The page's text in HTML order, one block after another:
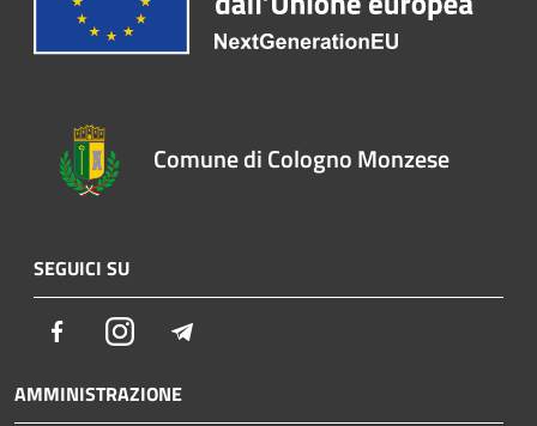
Comune di Cologno Monzese
SEGUICI SU
FacebookInstagram
AMMINISTRAZIONE